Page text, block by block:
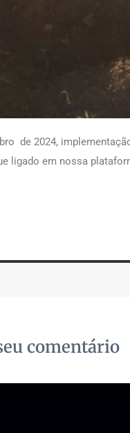
de 2024,
ligado em nossa
comentário